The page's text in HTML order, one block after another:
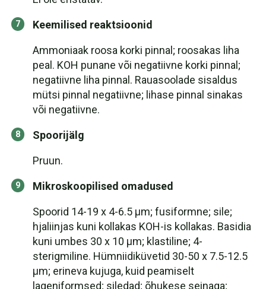
Keemilised reaktsioonid
Ammoniaak roosa korki pinnal; roosakas liha
peal. KOH punane või negatiivne korki pinnal;
negatiivne liha pinnal. Rauasoolade sisaldus
mütsi pinnal negatiivne; lihase pinnal sinakas
või negatiivne.
Spoorijälg
Pruun.
Mikroskoopilised omadused
Spoorid 14-19 x 4-6.5 µm; fusiformne; sile;
hjaliinjas kuni kollakas KOH-is kollakas. Basidia
kuni umbes 30 x 10 µm; klastiline; 4-
sterigmiline. Hümniidiküvetid 30-50 x 7.5-12.5
µm; erineva kujuga, kuid peamiselt
lageniformsed; siledad; õhukese seinaga;